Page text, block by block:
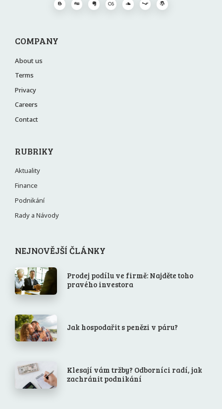
COMPANY
About us
Terms
Privacy
Careers
Contact
RUBRIKY
Aktuality
Finance
Podnikání
Rady a Návody
NEJNOVĚJŠÍ ČLÁNKY
Prodej podílu ve firmě: Najděte toho
pravého investora
Jak hospodařit s penězi v páru?
Klesají vám tržby? Odborníci radí, jak
zachránit podnikání